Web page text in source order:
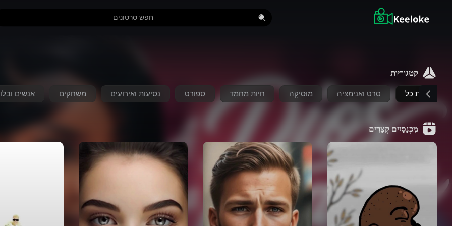
קטגוריות
את כל סרט ואנימציה מוּסִיקָה חיות מחמד ספורט נסיעות ואירועים משחקים אנשים
מִכְנָסַיִים קְצָרִים